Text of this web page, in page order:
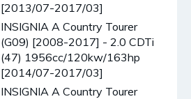
[2013/07-2017/03]
INSIGNIA A Country Tourer
(G09) [2008-2017] - 2.0 CDTi
(47) 1956cc/120kw/163hp
[2014/07-2017/03]
INSIGNIA A Country Tourer